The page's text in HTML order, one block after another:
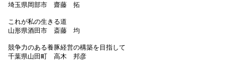
埼玉県岡部市 齋藤 拓
これが私の生きる道
山形県酒田市 斎藤 均
競争力のある養豚経営の構築を目指して
千葉県山田町 高木 邦彦